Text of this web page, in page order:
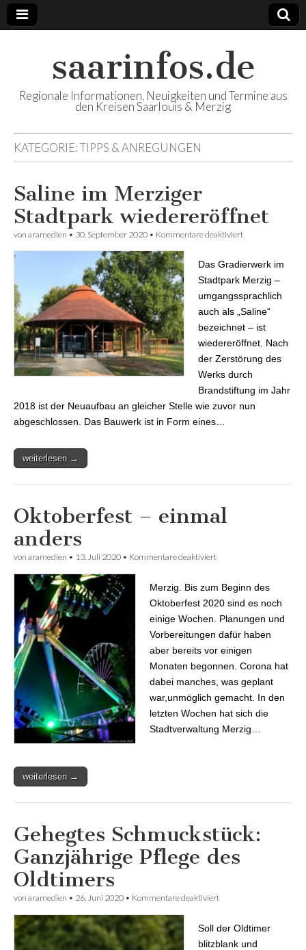
saarinfos.de
Regionale Informationen, Neuigkeiten und Termine aus
den Kreisen Saarlouis & Merzig
KATEGORIE:TIPPS & ANREGUNGEN
Saline im Merziger
Stadtpark wiedereröffnet
von aramedien • 30. September 2020 • Kommentare deaktiviert
wiedereröffnet
Das Gradierwerk im
Stadtpark Merzig –
umgangssprachlich
auch als „Saline“
bezeichnet – ist
wiedereröffnet. Nach
der Zerstörung des
Werks durch
Brandstiftung im Jahr
2018 ist der Neuaufbau an gleicher Stelle wie zuvor nun
abgeschlossen. Das Bauwerk ist in Form eines…
weiterlesen →
Oktoberfest – einmal
anders
von aramedien • 13. Juli 2020 • Kommentare deaktiviert
Merzig. Bis zum Beginn des
Oktoberfest 2020 sind es noch
einige Wochen. Planungen und
Vorbereitungen dafür haben
aber bereits vor einigen
Monaten begonnen. Corona hat
dabei manches, was geplant
war,unmöglich gemacht. In den
letzten Wochen hat sich die
Stadtverwaltung Merzig…
weiterlesen →
Gehegtes Schmuckstück:
Ganzjährige Pflege des
Oldtimers
von aramedien • 26. Juni 2020 • Kommentare deaktiviert
Oldtimers
Soll der Oldtimer
blitzblank und